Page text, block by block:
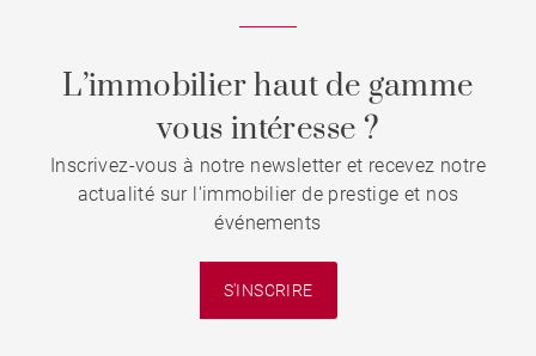
L’immobilier haut de gamme
vous intéresse ?
Inscrivez-vous à notre newsletter et recevez notre
actualité sur l'immobilier de prestige et nos
événements
S'INSCRIRE